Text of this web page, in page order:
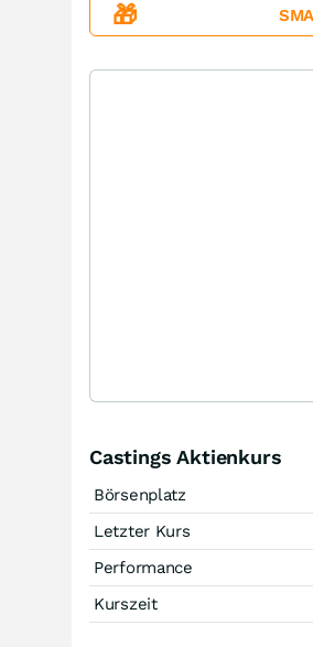
🎁
Castings Aktienkurs
Börsenplatz
Letzter Kurs
Performance
Kurszeit